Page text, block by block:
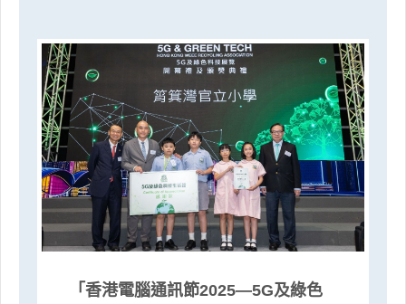
「香港電腦通訊節2025—5G及綠色